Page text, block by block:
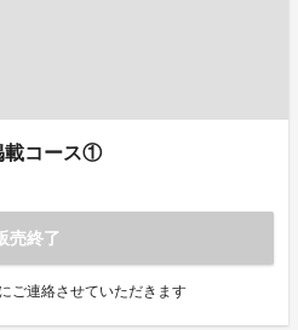
載コース①
売終了
ご連絡させていただきます